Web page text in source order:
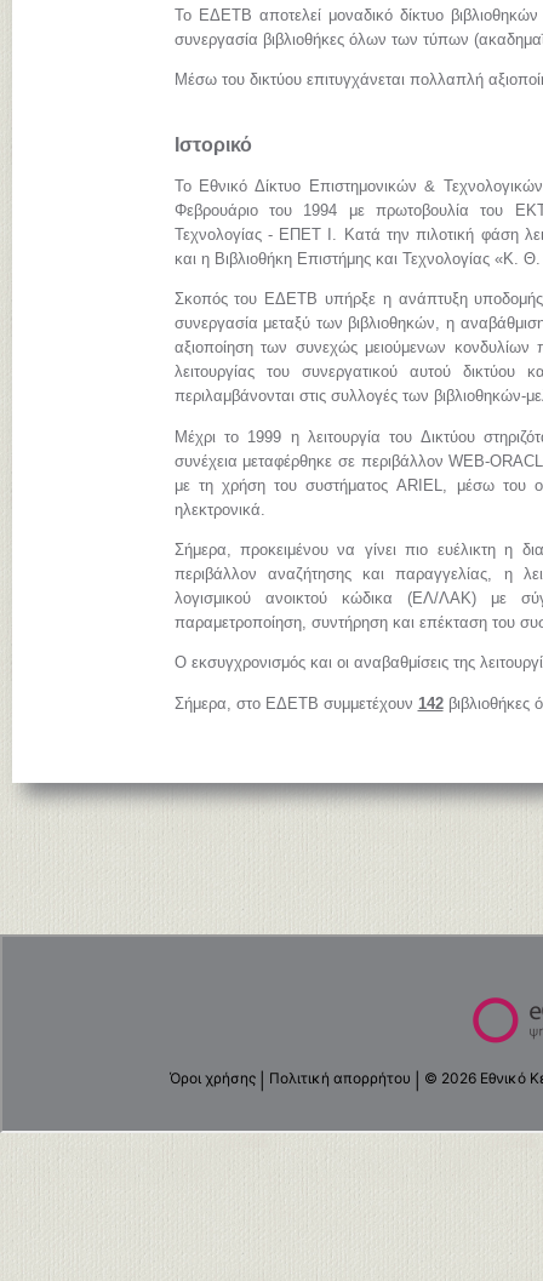
Το ΕΔΕΤΒ αποτελεί μοναδικό δίκτυο
συνεργασία βιβλιοθήκες όλων των τύπων
Μέσω του δικτύου επιτυγχάνεται πολλαπλή
Ιστορικό
Το Εθνικό Δίκτυο Επιστημονικών &
Φεβρουάριο του 1994 με πρωτοβουλία του
Τεχνολογίας - ΕΠΕΤ Ι. Κατά την πιλοτική φάση
και η Βιβλιοθήκη Επιστήμης και Τεχνολογίας «Κ.
Σκοπός του ΕΔΕΤΒ υπήρξε η ανάπτυξη
συνεργασία μεταξύ των βιβλιοθηκών, η
αξιοποίηση των συνεχώς μειούμενων κονδυλίων
λειτουργίας του συνεργατικού αυτού
περιλαμβάνονται στις συλλογές των βιβλιοθηκών-
Μέχρι το 1999 η λειτουργία του Δικτύου
συνέχεια μεταφέρθηκε σε περιβάλλον WEB-
με τη χρήση του συστήματος ARIEL, μέσω του
ηλεκτρονικά.
Σήμερα, προκειμένου να γίνει πιο ευέλικτη η
περιβάλλον αναζήτησης και παραγγελίας, η
λογισμικού ανοικτού κώδικα (ΕΛ/ΛΑΚ) με
παραμετροποίηση, συντήρηση και επέκταση του
Ο εκσυγχρονισμός και οι αναβαθμίσεις της
Σήμερα, στο ΕΔΕΤΒ συμμετέχουν 142βιβλιοθήκες